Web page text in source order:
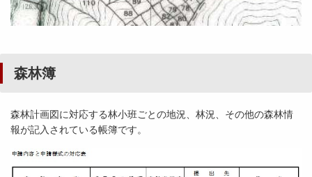
森林簿
森林計画図に対応する林小班ごとの地況、林況、その他の森林情
報が記入されている帳簿です。